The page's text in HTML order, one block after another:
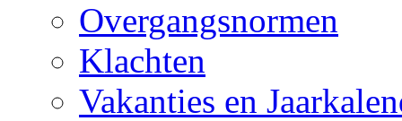
Overgangsnormen
Klachten
Vakanties en